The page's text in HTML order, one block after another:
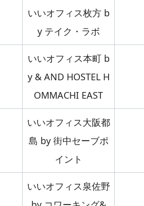
いいオフィス枚方 b
y テイク・ラボ
いいオフィス本町 b
y & AND HOSTEL H
OMMACHI EAST
いいオフィス大阪都
島 by 街中セーブポ
イント
いいオフィス泉佐野